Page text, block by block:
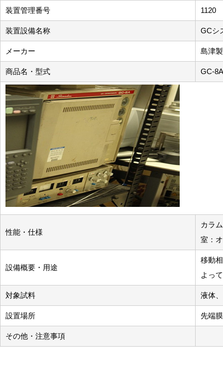
装置管理番号 1120
装置設備名称 GCシ
メーカー 島津
商品名・型式 GC-
性能・仕様
カラ
室：
設備概要・用途
移動
よっ
対象試料 液体
設置場所 先端
その他・注意事項